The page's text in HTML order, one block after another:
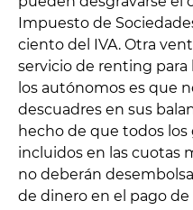
Impuesto de
ciento del IVA. Otra
servicio de renting para
los autónomos es que
descuadres en sus
hecho de que todos los
incluidos en las cuotas
no deberán
de dinero en el pago de